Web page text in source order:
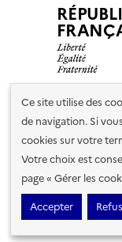
Ce site utilise des
de navigation. Si
cookies sur votre
Votre choix est
page « Gérer les
Accepter
Nos
Plan du site
cookies